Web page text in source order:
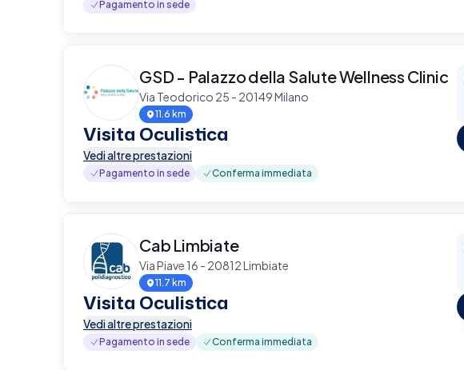
Pagamento in sede
GSD - Palazzo della Salute Wellness Clinic
Via Teodorico 25 - 20149 Milano
11.6 km
Visita Oculistica
Vedi altre prestazioni
Pagamento in sede Conferma immediata
Cab Limbiate
Via Piave 16 - 20812 Limbiate
11.7 km
Visita Oculistica
Vedi altre prestazioni
Pagamento in sede Conferma immediata